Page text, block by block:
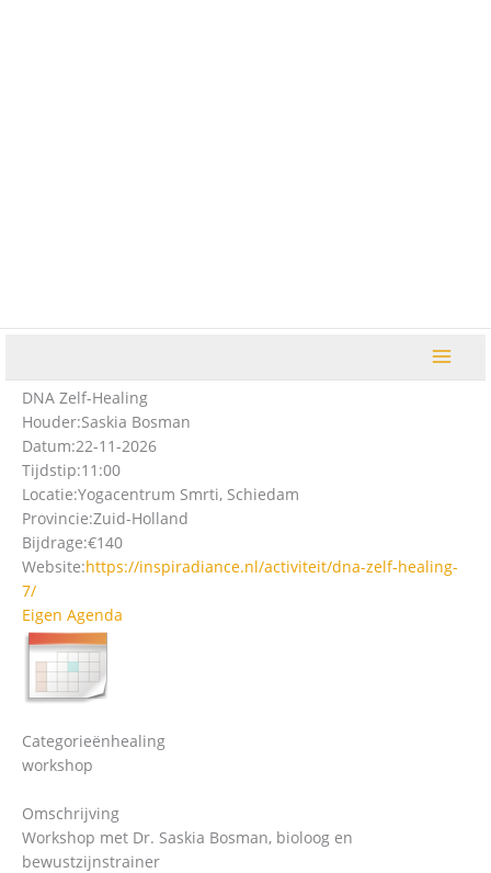
DNA Zelf-Healing
Houder:Saskia Bosman
Datum:22-11-2026
Tijdstip:11:00
Locatie:Yogacentrum Smrti, Schiedam
Provincie:Zuid-Holland
Bijdrage:€140
Website:https://inspiradiance.nl/activiteit/dna-zelf-healing-
7/
Eigen Agenda
Categorieënhealing
workshop
Omschrijving
Workshop met Dr. Saskia Bosman, bioloog en
bewustzijnstrainer